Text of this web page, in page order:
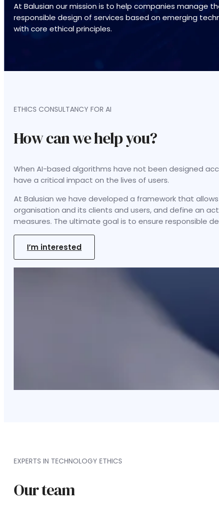
At Balusian our mission is to help companies manage
responsible design of services based on emerging
with core ethical principles.
ETHICS CONSULTANCY FOR AI
How can we help you?
When AI-based algorithms have not been designed
have a critical impact on the lives of users.
At Balusian we have developed a framework that
organisation and its clients and users, and define an
measures. The ultimate goal is to ensure responsible
I’m interested
EXPERTS IN TECHNOLOGY ETHICS
Our team